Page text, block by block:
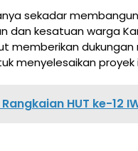
sekadar
kesatuan warga
memberikan dukungan
menyelesaikan proyek
HUT ke-12